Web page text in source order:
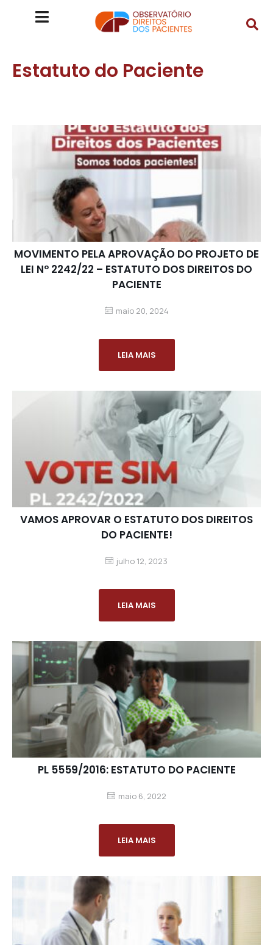
Estatuto do Paciente
MOVIMENTO PELA APROVAÇÃO DO PROJETO DE
LEI Nº 2242/22 – ESTATUTO DOS DIREITOS DO
PACIENTE
maio 20, 2024
LEIA MAIS
VAMOS APROVAR O ESTATUTO DOS DIREITOS
DO PACIENTE!
julho 12, 2023
LEIA MAIS
PL 5559/2016: ESTATUTO DO PACIENTE
maio 6, 2022
LEIA MAIS